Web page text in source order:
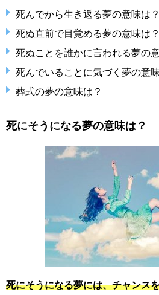
死んでから生き返る夢の意味は？
死ぬ直前で目覚める夢の意味は？
死ぬことを誰かに言われる夢の
死んでいることに気づく夢の意
葬式の夢の意味は？
死にそうになる夢の意味は？
死にそうになる夢には、チャンス